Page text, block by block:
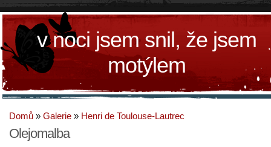
v noci jsem snil, že jsem
motýlem
Domů » Galerie » Henri de Toulouse-Lautrec
Olejomalba